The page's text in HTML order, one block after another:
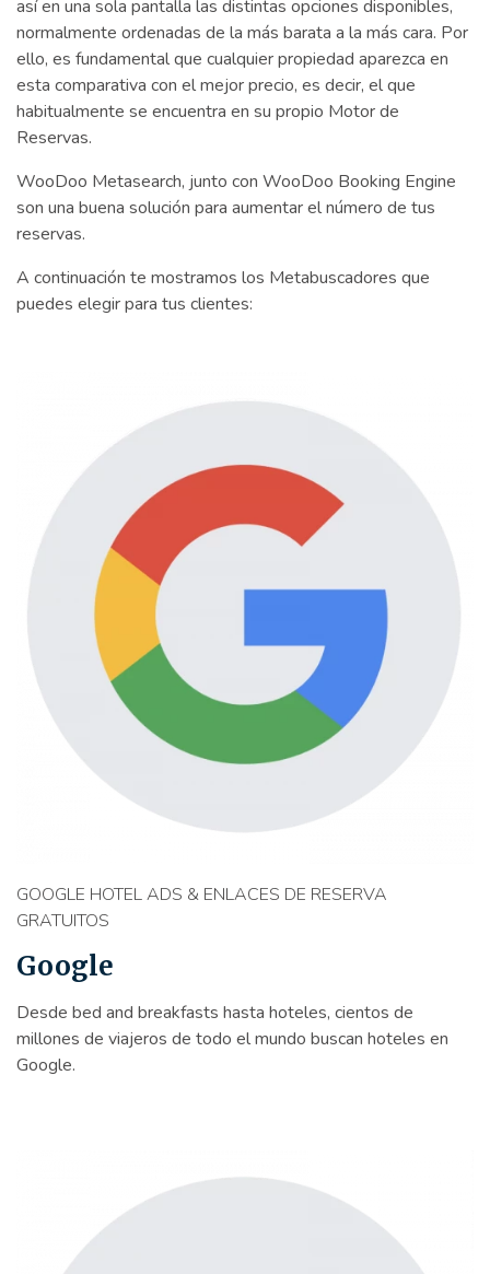
así en una sola pantalla las distintas opciones disponibles,
normalmente ordenadas de la más barata a la más cara. Por
ello, es fundamental que cualquier propiedad aparezca en
esta comparativa con el mejor precio, es decir, el que
habitualmente se encuentra en su propio Motor de
Reservas.
WooDoo Metasearch, junto con WooDoo Booking Engine
son una buena solución para aumentar el número de tus
reservas.
A continuación te mostramos los Metabuscadores que
puedes elegir para tus clientes:
GOOGLE HOTEL ADS & ENLACES DE RESERVA
GRATUITOS
Google
Desde bed and breakfasts hasta hoteles, cientos de
millones de viajeros de todo el mundo buscan hoteles en
Google.